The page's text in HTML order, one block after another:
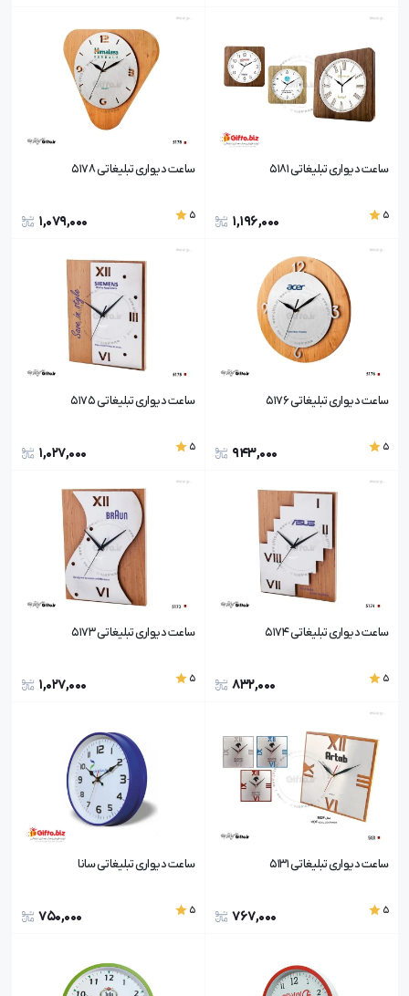
ساعت دیواری تبلیغاتی 5181
5
1,196,000
ساعت دیواری تبلیغاتی 5178
5
1,079,000
ساعت دیواری تبلیغاتی 5176
5
943,000
ساعت دیواری تبلیغاتی 5175
5
1,027,000
ساعت دیواری تبلیغاتی 5174
5
832,000
ساعت دیواری تبلیغاتی 5173
5
1,027,000
ساعت دیواری تبلیغاتی 5131
5
767,000
ساعت دیواری تبلیغاتی سانا
5
750,000